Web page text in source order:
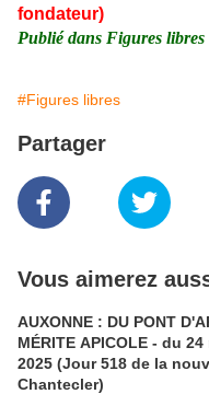
fondateur)
Publié dans Figures libres
#Figures libres
Partager
Vous aimerez
AUXONNE : DU PONT
MÉRITE APICOLE - du
2025 (Jour 518 de la
Chantecler)